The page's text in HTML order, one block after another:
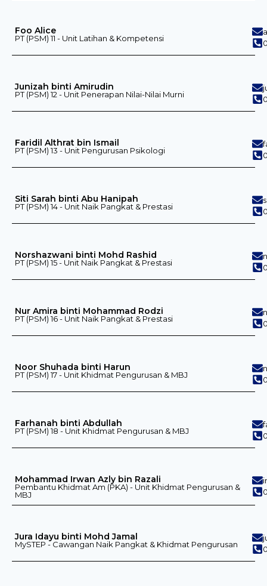
Foo Alice
PT (PSM) 11 - Unit Latihan & Kompetensi
Junizah binti Amirudin
PT (PSM) 12 - Unit Penerapan Nilai-Nilai Murni
Faridil Althrat bin Ismail
PT (PSM) 13 - Unit Pengurusan Psikologi
Siti Sarah binti Abu Hanipah
PT (PSM) 14 - Unit Naik Pangkat & Prestasi
Norshazwani binti Mohd Rashid
PT (PSM) 15 - Unit Naik Pangkat & Prestasi
Nur Amira binti Mohammad Rodzi
PT (PSM) 16 - Unit Naik Pangkat & Prestasi
Noor Shuhada binti Harun
PT (PSM) 17 - Unit Khidmat Pengurusan & MBJ
Farhanah binti Abdullah
PT (PSM) 18 - Unit Khidmat Pengurusan & MBJ
Mohammad Irwan Azly bin Razali
Pembantu Khidmat Am (PKA) - Unit Khidmat Pengurusan &
MBJ
Jura Idayu binti Mohd Jamal
MySTEP - Cawangan Naik Pangkat & Khidmat Pengurusan